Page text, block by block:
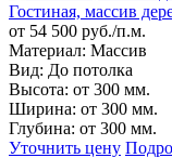
Гостиная, массив
от 54 500 руб./п.м.
Материал: Массив
Вид: До потолка
Высота: от 300 мм.
Ширина: от 300 мм.
Глубина: от 300 мм.
Уточнить цену